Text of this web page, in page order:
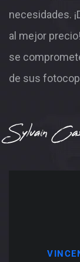
necesidades.
al mejor
se
de sus
Sylvain